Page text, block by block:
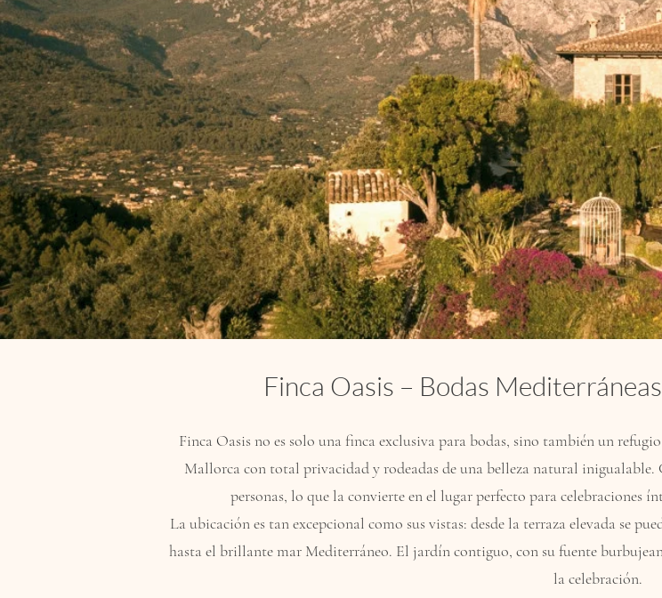
Finca Oasis – Bodas
Finca Oasis no es solo una finca exclusiva para bodas, sino también un
Mallorca con total privacidad y rodeadas de una belleza natural inigualable.
personas, lo que la convierte en el lugar perfecto para celebraciones
La ubicación es tan excepcional como sus vistas: desde la terraza elevada se
hasta el brillante mar Mediterráneo. El jardín contiguo, con su fuente
la celebración.